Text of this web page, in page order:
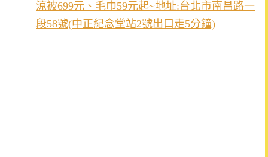
涼被699元、毛巾59元起~地址:台北市南昌路一
段58號(中正紀念堂站2號出口走5分鐘)